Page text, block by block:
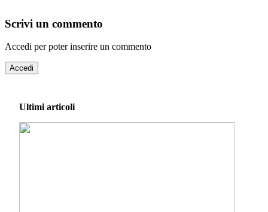
Scrivi un commento
Accedi per poter inserire un commento
Accedi
Ultimi articoli